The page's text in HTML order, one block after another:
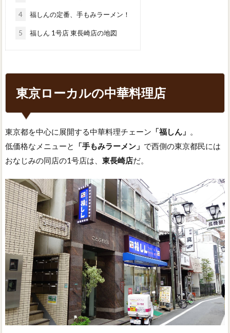
4 福しんの定番、手もみラーメン！
5 福しん 1号店 東長崎店の地図
東京ローカルの中華料理店
東京都を中心に展開する中華料理チェーン 「福しん」
低価格なメニューと
「手もみラーメン」 で西側の東京都民には
おなじみの同店の1号店は、 東長崎店だ。